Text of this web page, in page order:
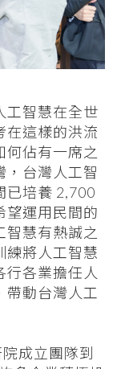
工智慧在全世
在這樣的洪流
何佔有一席之
，台灣人工智
已培養 2,700
望運用民間的
智慧有熱誠之
練將人工智慧
行各業擔任人
帶動台灣人工
成立團隊到